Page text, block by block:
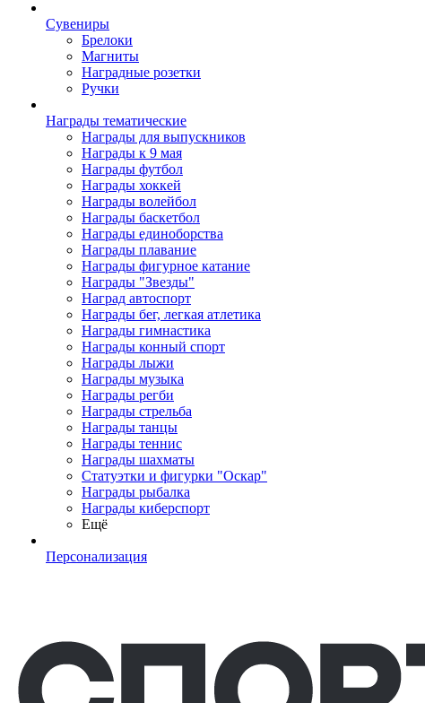
Сувениры
Брелоки
Магниты
Наградные розетки
Ручки
Награды тематические
Награды для выпускников
Награды к 9 мая
Награды футбол
Награды хоккей
Награды волейбол
Награды баскетбол
Награды единоборства
Награды плавание
Награды фигурное катание
Награды "Звезды"
Наград автоспорт
Награды бег, легкая атлетика
Награды гимнастика
Награды конный спорт
Награды лыжи
Награды музыка
Награды регби
Награды стрельба
Награды танцы
Награды теннис
Награды шахматы
Статуэтки и фигурки "Оскар"
Награды рыбалка
Награды киберспорт
Ещё
Персонализация